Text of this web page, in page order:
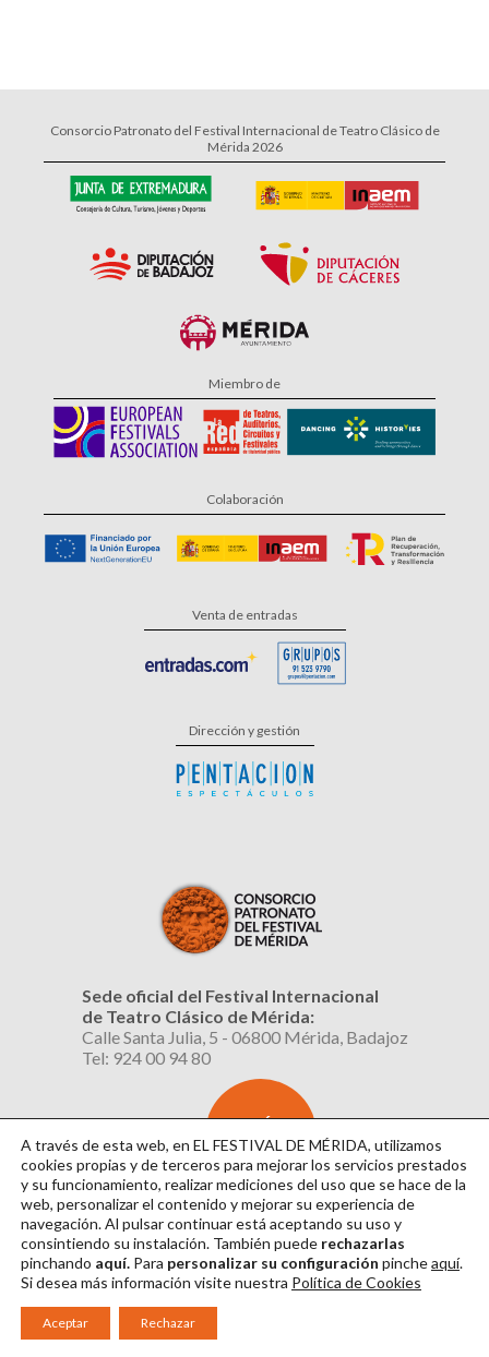
Consorcio Patronato del Festival Internacional de Teatro Clásico de
Mérida 2026
Miembro de
Colaboración
Venta de entradas
Dirección y gestión
Sede oficial del Festival Internacional
de Teatro Clásico de Mérida:
Calle Santa Julia, 5 - 06800 Mérida, Badajoz
Tel: 924 00 94 80
SUSCRÍBETE
AL BOLETÍN
Aviso Legal|Política de Privacidad
|Webmaster: Axel Kacelnik
A través de esta web, en EL FESTIVAL DE MÉRIDA, utilizamos
cookies propias y de terceros para mejorar los servicios prestados
y su funcionamiento, realizar mediciones del uso que se hace de la
web, personalizar el contenido y mejorar su experiencia de
navegación. Al pulsar continuarestá aceptando su uso y
consintiendo su instalación. También puede rechazarlas
pinchando aquí. Para personalizar su configuración pincheaquí.
Si desea más información visite nuestra Política de Cookies
Aceptar Rechazar